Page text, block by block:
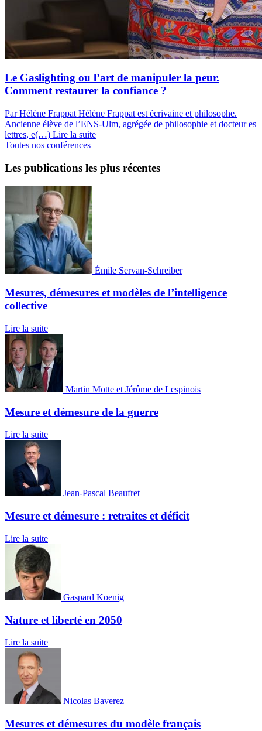
Le Gaslighting ou l’art de manipuler la peur.
Comment restaurer la confiance ?
Par Hélène Frappat Hélène Frappat est écrivaine et philosophe.
Ancienne élève de l’ENS-Ulm, agrégée de philosophie et docteur es
lettres, e(…) Lire la suite
Toutes nos conférences
Les publications les plus récentes
Émile Servan-Schreiber
Mesures, démesures et modèles de l’intelligence
collective
Lire la suite
Martin Motte et Jérôme de Lespinois
Mesure et démesure de la guerre
Lire la suite
Jean-Pascal Beaufret
Mesure et démesure : retraites et déficit
Lire la suite
Gaspard Koenig
Nature et liberté en 2050
Lire la suite
Nicolas Baverez
Mesures et démesures du modèle français